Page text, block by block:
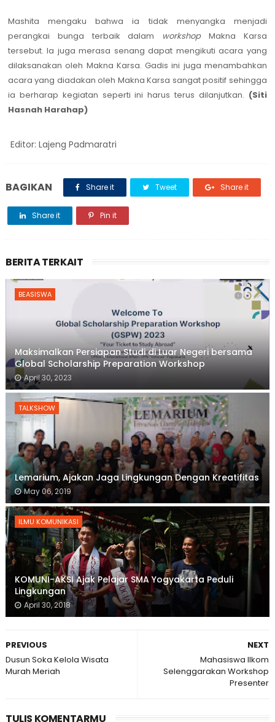
Mashita mengaku bahwa ia tidak menyangka menjadi
perangkai bunga terbaik dalam workshopMakna Karsa
tersebut. Ia juga merasa senang dapat mengikuti acara yang
dilaksanakan oleh Makna Karsa.Gadis ini juga menambahkan
acara yang diadakan oleh Makna Karsa sangat positif sehingga
ia berharap kegiatan seperti ini harus terus dilanjutkan. (Siti
Hasnah Harahap)
Editor: Lajeng Padmaratri
BAGIKAN Share it Tweet Share it
Share it Pin it
BERITA TERKAIT
BEASISWA
Maksimalkan Persiapan Studi di Luar Negeri bersama
Global Scholarship Preparation Workshop
April 30, 2023
TALKSHOW
Lemarium, Ajakan Jaga Lingkungan Dengan Kreatifitas
May 06, 2019
ILMU KOMUNIKASI
KOMUNI-AKSI Ajak Pelajar SMA Yogyakarta Peduli
Lingkungan
April 30, 2018
NEXT
Mahasiswa Ilkom
Selenggarakan Workshop
Presenter
PREVIOUS
Dusun Soka Kelola Wisata
Murah Meriah
TULIS KOMENTARMU